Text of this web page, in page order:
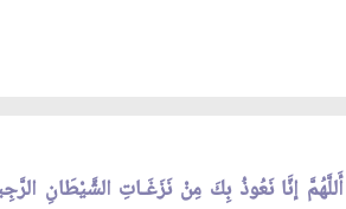
أَللَّهُمَّ إنَّا نَعُوذُ بِكَ مِنْ نَزَغَـاتِ الشَّيْطَانِ